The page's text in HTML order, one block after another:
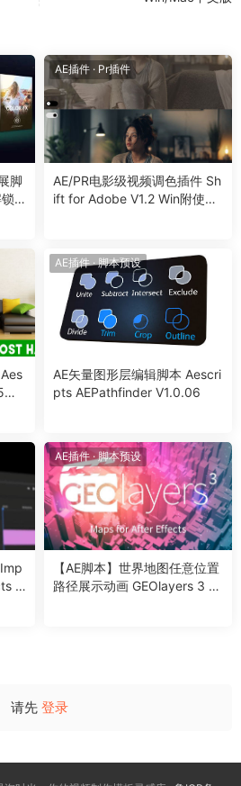
脚
AE插件 · Pr插件
AE/PR电影级视频调色插件 Sh
ift for Adobe V1.2 Win附使用
AE插件·脚本预设
AE矢量图形层编辑脚本 Aescri
pts AEPathfinder V1.0.06
V
AE插件·脚本预设
【AE脚本】世界地图任意位置
路径展示动画 GEOlayers 3 v
请先 登录